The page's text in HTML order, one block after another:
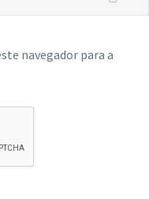
navegador para a